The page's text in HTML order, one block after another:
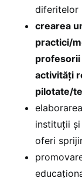
diferitelor
crearea
practici/
profesorii
activități
pilotate/
instituții
oferi